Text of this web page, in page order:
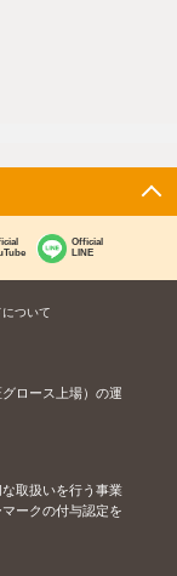
Official
LINE
について
ロース上場）の運
取扱いを行う事業
ークの付与認定を